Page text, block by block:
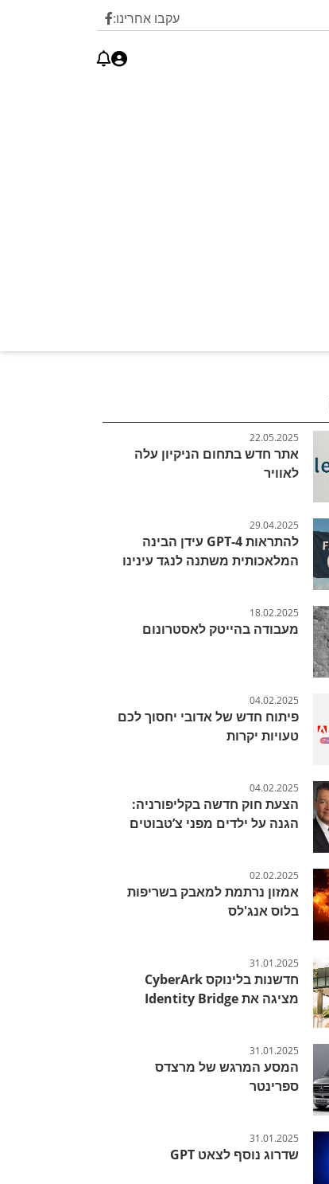
עקבו אחרינו:
22.05.2025
אתר חדש בתחום הניקיון עלה
לאוויר
29.04.2025
להתראות GPT-4 עידן הבינה
המלאכותית משתנה לנגד עינינו
18.02.2025
מעבודה בהייטק לאסטרונום
04.02.2025
פיתוח חדש של אדובי יחסוך לכם
טעויות יקרות
04.02.2025
הצעת חוק חדשה בקליפורניה:
הגנה על ילדים מפני צ’טבוטים
02.02.2025
אמזון נרתמת למאבק בשריפות
בלוס אנג'לס
31.01.2025
חדשנות בלינוקס CyberArk
מציגה את Identity Bridge
31.01.2025
המסע המרגש של מרצדס
ספרינטר
31.01.2025
שדרוג נוסף לצאט GPT